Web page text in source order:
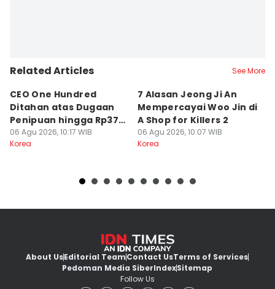
Related Articles See More
CEO One Hundred
Ditahan atas Dugaan
Penipuan hingga Rp379
Miliar
06 Agu 2026, 10:17 WIB
Korea
7 Alasan Jeong Ji An
Mempercayai Woo Jin di
A Shop for Killers 2
06 Agu 2026, 10:07 WIB
Korea
About UsEditorial TeamContact UsTerms of Services
Pedoman Media SiberIndexSitemap
Follow Us